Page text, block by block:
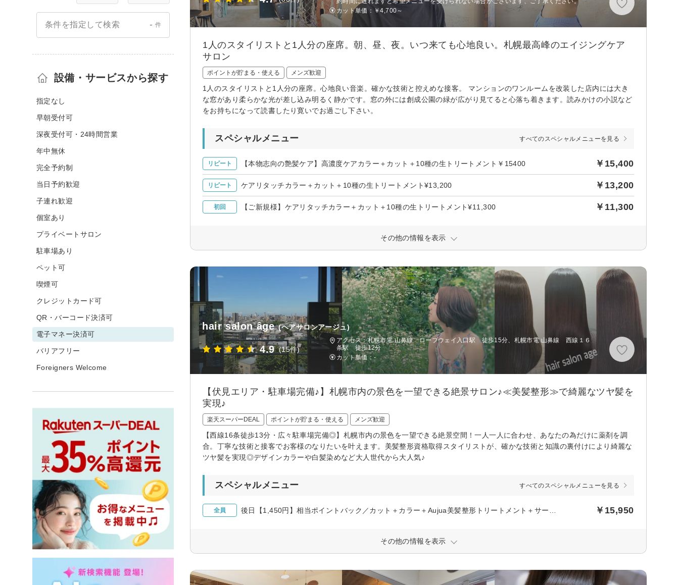
カット単価： ￥4,700～
1人のスタイリストと1人分の座席。朝、昼、夜。いつ来ても心地良い。札幌最高峰のエイジングケア
サロン
ポイントが貯まる・使える メンズ歓迎
1人のスタイリストと1人分の座席。心地良い音楽。確かな技術と控えめな接客。 マンションのワンルームを改装した店内には大き
な窓があり柔らかな光が差し込み明るく静かです。窓の外には創成公園の緑が広がり見てると心落ち着きます。読みかけの小説など
をお持ちになって読書したり寛いでお過ごし下さい。
スペシャルメニュー すべてのスペシャルメニューを見る
リピート 【本物志向の艶髪ケア】高濃度ケアカラー＋カット＋10種の生トリートメント￥15400 ￥15,400
リピート ケアリタッチカラー＋カット＋10種の生トリートメント¥13,200 ￥13,200
初回 【ご新規様】ケアリタッチカラー＋カット＋10種の生トリートメント¥11,300 ￥11,300
その他の情報を表示
hair salon âge (ヘアサロンアージュ)
4.9 (15件)
アクセス：札幌市電 山鼻線 ロープウェイ入口駅 徒歩15分、札幌市電 山鼻線 西線１６
条駅 徒歩12分
カット単価：-
【伏見エリア・駐車場完備♪】札幌市内の景色を一望できる絶景サロン♪≪美髪整形≫で綺麗なツヤ髪を
実現♪
楽天スーパーDEAL ポイントが貯まる・使える メンズ歓迎
【西線16条徒歩13分・広々駐車場完備◎】札幌市内の景色を一望できる絶景空間！一人一人に合わせ、あなたの為だけに薬剤を調
合。丁寧な技術と接客でお客様のなりたいを叶えます。美髪整形資格取得スタイリストが、確かな技術と知識の裏付けにより綺麗な
ツヤ髪を実現◎デザインカラーや白髪染めなど大人世代から大人気♪
スペシャルメニュー すべてのスペシャルメニューを見る
全員 ￥15,950
その他の情報を表示
条件を指定して検索 - 件
設備・サービスから探す
指定なし
早朝受付可
深夜受付可・24時間営業
年中無休
完全予約制
当日予約歓迎
子連れ歓迎
個室あり
プライベートサロン
駐車場あり
ペット可
喫煙可
クレジットカード可
QR・バーコード決済可
電子マネー決済可
バリアフリー
Foreigners Welcome